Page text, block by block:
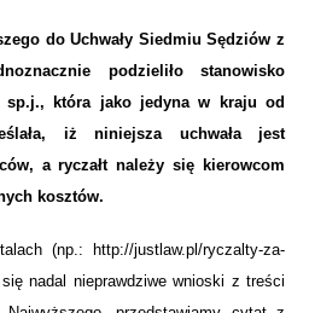
do Uchwały Siedmiu Sędziów z
podzieliło stanowisko
sp.j., która jako jedyna w kraju od
iż niniejsza uchwała jest
a ryczałt należy się kierowcom
kosztów.
(np.: http://justlaw.pl/ryczalty-za-
nadal nieprawdziwe wnioski z treści